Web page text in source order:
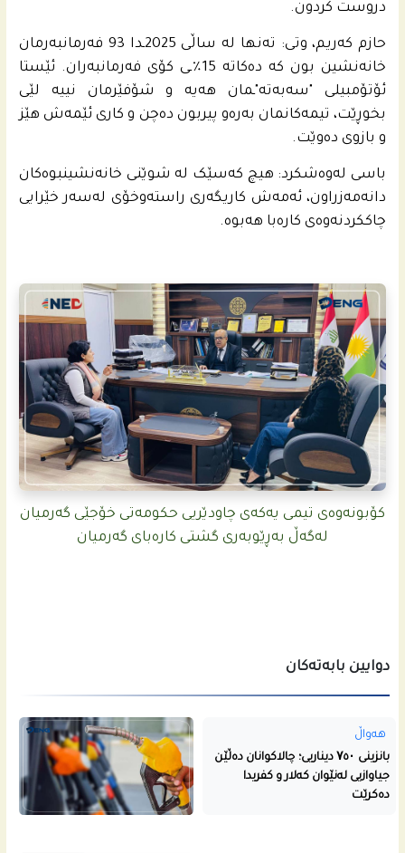
دروست کردون.
حازم کەریم، وتی: تەنها لە ساڵی 2025ـدا 93 فەرمانبەرمان
خانەنشین بون کە دەکاتە 15٪ـی کۆی فەرمانبەران. ئێستا
ئۆتۆمبیلی "سەبەتە"ـمان هەیە و شۆفێرمان نییە لێی
بخوڕێت، تیمەکانمان بەرەو پیربون دەچن و کاری ئێمەش هێز
و بازوی دەوێت.
باسی له‌وه‌شكرد: هیچ کەسێک له‌ شوێنى خانه‌نشینبوه‌كان
دانەمەزراون، ئەمەش کاریگەری راستەوخۆی لەسەر خێرایی
چاککردنەوەی کارەبا هەبوە.
کۆبونەوەی تیمی یەکەی چاودێریی حکومەتی خۆجێی گەرمیان
لەگەڵ بەڕێوبەری گشتی کارەبای گەرمیان
دوایین بابەتەکان
هەواڵ
بانزینی ۷٥۰ دیناریی؛ چالاکوانان دەڵێن
جیاوازیی لەنێوان کەلار و کفریدا
دەکرێت